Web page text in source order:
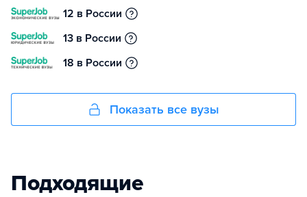
12 в России
13 в России
18 в России
Показать все вузы
Подходящие